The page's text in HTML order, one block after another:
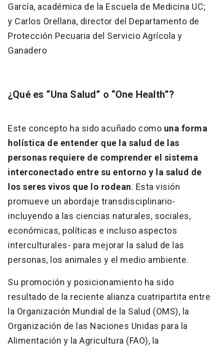
García, académica de la Escuela de Medicina UC;
y Carlos Orellana, director del Departamento de
Protección Pecuaria del Servicio Agrícola y
Ganadero
¿Qué es “Una Salud” o “One Health”?
Este concepto ha sido acuñado como una forma
holística de entender que la salud de las
personas requiere de comprender el sistema
interconectado entre su entorno y la salud de
los seres vivos que lo rodean. Esta visión
promueve un abordaje transdisciplinario-
incluyendo a las ciencias naturales, sociales,
económicas, políticas e incluso aspectos
interculturales- para mejorar la salud de las
personas, los animales y el medio ambiente.
Su promoción y posicionamiento ha sido
resultado de la reciente alianza cuatripartita entre
la Organización Mundial de la Salud (OMS), la
Organización de las Naciones Unidas para la
Alimentación y la Agricultura (FAO), la